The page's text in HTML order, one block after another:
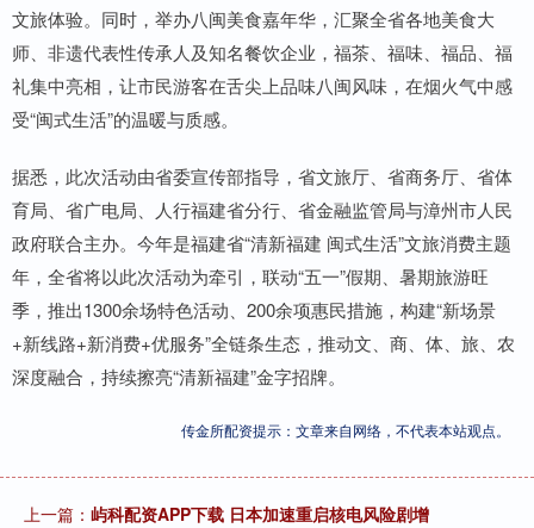
文旅体验。同时，举办八闽美食嘉年华，汇聚全省各地美食大
师、非遗代表性传承人及知名餐饮企业，福茶、福味、福品、福
礼集中亮相，让市民游客在舌尖上品味八闽风味，在烟火气中感
受“闽式生活”的温暖与质感。
据悉，此次活动由省委宣传部指导，省文旅厅、省商务厅、省体
育局、省广电局、人行福建省分行、省金融监管局与漳州市人民
政府联合主办。今年是福建省“清新福建 闽式生活”文旅消费主题
年，全省将以此次活动为牵引，联动“五一”假期、暑期旅游旺
季，推出1300余场特色活动、200余项惠民措施，构建“新场景
+新线路+新消费+优服务”全链条生态，推动文、商、体、旅、农
深度融合，持续擦亮“清新福建”金字招牌。
传金所配资提示：文章来自网络，不代表本站观点。
上一篇： 屿科配资APP下载 日本加速重启核电风险剧增